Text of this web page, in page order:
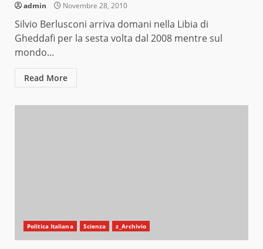
admin Novembre 28, 2010
Silvio Berlusconi arriva domani nella Libia di
Gheddafi per la sesta volta dal 2008 mentre sul
mondo...
Read More
Politica Italiana Scienza z_Archivio